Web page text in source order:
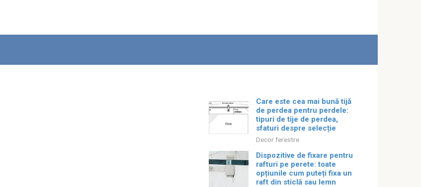
Care este cea mai bună tijă
de perdea pentru perdele:
tipuri de tije de perdea,
sfaturi despre selecție
Decor ferestre
Dispozitive de fixare pentru
rafturi pe perete: toate
opțiunile cum puteți fixa un
raft din sticlă sau lemn